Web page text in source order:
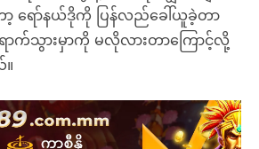
ော်နယ်ဒိုကို ပြန်လည်ခေါ်ယူခဲ့တာ
က်သွားမှာကို မလိုလားတာကြောင့်လို့